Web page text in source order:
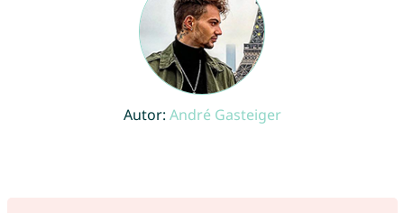
Autor: André Gasteiger